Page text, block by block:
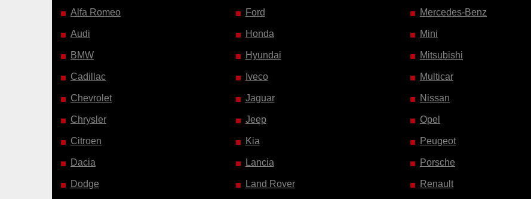
Alfa Romeo
Audi
BMW
Cadillac
Chevrolet
Chrysler
Citroen
Dacia
Dodge
Ford
Honda
Hyundai
Iveco
Jaguar
Jeep
Kia
Lancia
Land Rover
Mercedes-Benz
Mini
Mitsubishi
Multicar
Nissan
Opel
Peugeot
Porsche
Renault